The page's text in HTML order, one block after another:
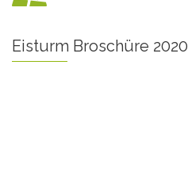
Eisturm Broschüre 2020